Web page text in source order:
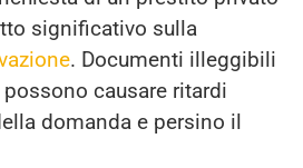
significativo sulla
. Documenti illeggibili
causare ritardi
domanda e persino il